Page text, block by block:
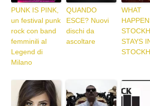
PUNK IS PINK,
un festival punk
rock con band
femminili al
Legend di
Milano
QUANDO
ESCE? Nuovi
dischi da
ascoltare
WHAT
STAYS